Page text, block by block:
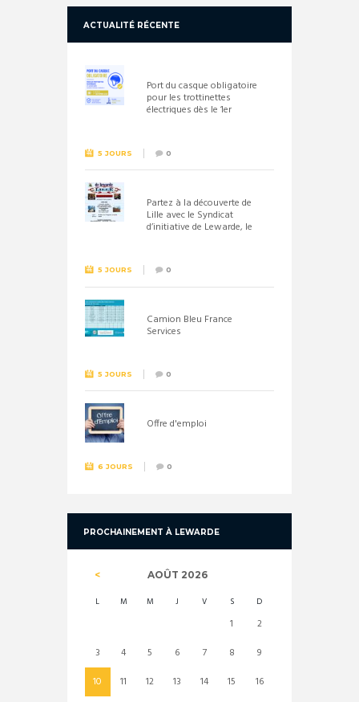
ACTUALITÉ RÉCENTE
Port du casque obligatoire
pour les trottinettes
électriques dès le 1er
5 JOURS 0
Partez à la découverte de
Lille avec le Syndicat
d’initiative de Lewarde, le
5 JOURS 0
Camion Bleu France
Services
5 JOURS 0
Offre d'emploi
6 JOURS 0
PROCHAINEMENT À LEWARDE
AOÛT 2026
L M M J V S D
1
2
3
4 5 6 7 8
9
10
11 12 13 14 15 16